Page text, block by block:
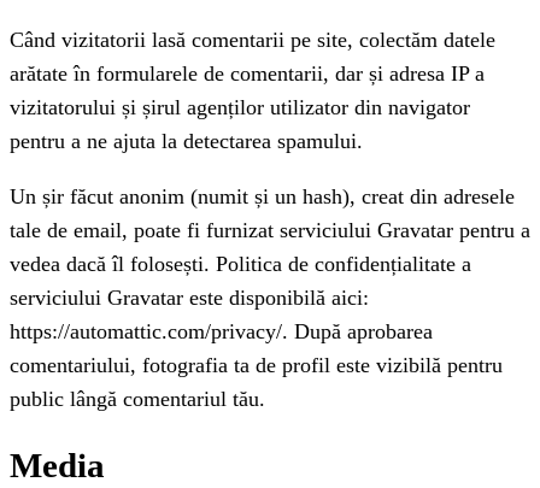
Când vizitatorii lasă comentarii pe site, colectăm datele
arătate în formularele de comentarii, dar și adresa IP a
vizitatorului și șirul agenților utilizator din navigator
pentru a ne ajuta la detectarea spamului.
Un șir făcut anonim (numit și un hash), creat din adresele
tale de email, poate fi furnizat serviciului Gravatar pentru a
vedea dacă îl folosești. Politica de confidențialitate a
serviciului Gravatar este disponibilă aici:
https://automattic.com/privacy/. După aprobarea
comentariului, fotografia ta de profil este vizibilă pentru
public lângă comentariul tău.
Media